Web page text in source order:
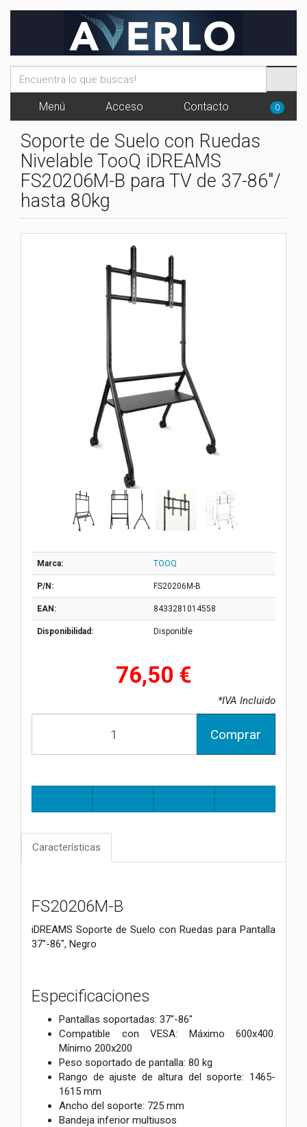
Menú Acceso Contacto 0
Soporte de Suelo con Ruedas
Nivelable TooQ iDREAMS
FS20206M-B para TV de 37-86"/
hasta 80kg
Marca: TOOQ
P/N: FS20206M-B
EAN: 8433281014558
Disponibilidad: Disponible
76,50 €
*IVA Incluido
Comprar
Características
FS20206M-B
iDREAMS Soporte de Suelo con Ruedas para Pantalla
37"-86", Negro
Especificaciones
Pantallas soportadas: 37"-86"
Compatible con VESA: Máximo 600x400.
Mínimo 200x200
Peso soportado de pantalla: 80 kg
Rango de ajuste de altura del soporte: 1465-
1615 mm
Ancho del soporte: 725 mm
Bandeja inferior multiusos